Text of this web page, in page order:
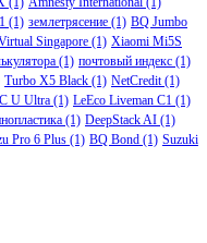
(1) землетрясение (1) BQ Jumbo
Singapore (1) Xiaomi Mi5S
(1) почтовый индекс (1)
Turbo X5 Black (1) NetCredit(1)
U Ultra (1) LeEco Liveman C1 (1)
(1) DeepStack AI (1)
Pro 6 Plus (1) BQ Bond (1) Suzuki